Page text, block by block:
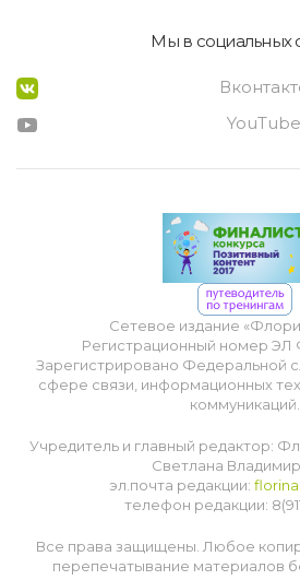
Мы в социальных
YouTube
Сетевое издание
Регистрационный номер ЭЛ
Зарегистрировано Федеральной
сфере связи, информационных
коммуникаций.
Учредитель и главный редактор:
Светлана
эл.почта редакции:
телефон редакции:
Все права защищены. Любое
перепечатывание материалов